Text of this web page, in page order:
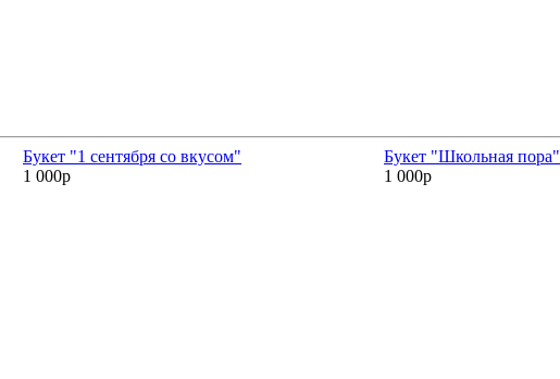
Букет "1 сентября со вкусом"
1 000р
Букет "Школьная пора"
1 000р